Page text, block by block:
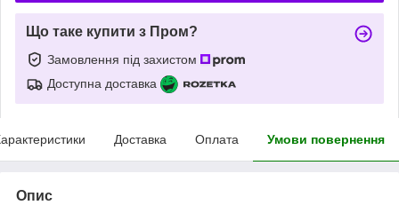
Що таке купити з Пром?
Замовлення під захистом
Доступна доставка
Доставка Оплата Умови повернення
Опис